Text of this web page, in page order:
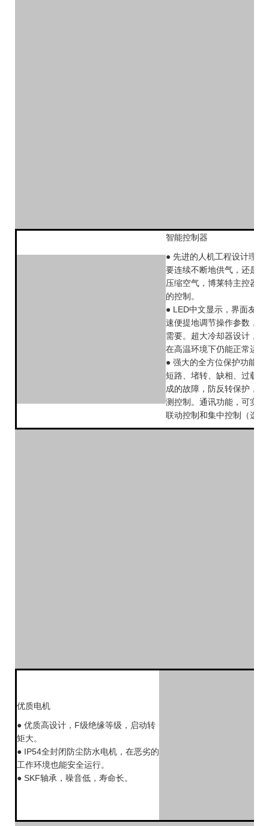
智能控制器
● 先进的人机工程设计理念
要连续不断地供气，还是间
压缩空气，博莱特主控器
的控制。
● LED中文显示，界面友好
速便提地调节操作参数，满
需要。超大冷却器设计，
在高温环境下仍能正常运行
● 强大的全方位保护功能：
短路、堵转、缺相、过载、
成的故障，防反转保护，
测控制。通讯功能，可实现
联动控制和集中控制（选配
优质电机
● 优质高设计，F级绝缘等级，启动转
矩大。
● IP54全封闭防尘防水电机，在恶劣的
工作环境也能安全运行。
● SKF轴承，噪音低，寿命长。